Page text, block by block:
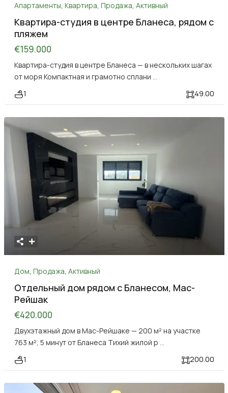
Апартаменты, Квартира, Продажа, Активный
Квартира-студия в центре Бланеса, рядом с
пляжем
€159.000
Квартира-студия в центре Бланеса — в нескольких шагах
от моря Компактная и грамотно сплани ...
1
49.00
Дом Продажа Активный
Отдельный дом рядом с Бланесом, Мас-
Рейшак
€420.000
Двухэтажный дом в Мас-Рейшаке — 200 м² на участке
763 м², 5 минут от Бланеса Тихий жилой р
1
200.00